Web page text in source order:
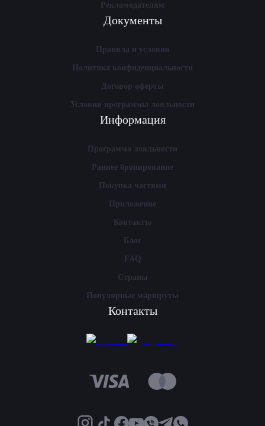
Рекламодателям
Документы
Правила и условия
Политика конфиденциальности
Договор оферты
Условия программы лояльности
Информация
Программа лояльности
Раннее бронирование
Покупка частями
Приложение
Контакты
Блог
FAQ
Страны
Популярные маршруты
Контакты